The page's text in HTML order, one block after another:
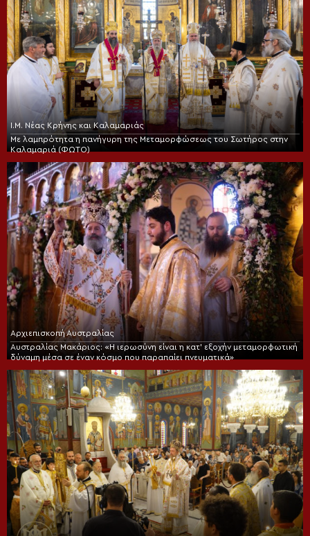
Ι.Μ. Νέας Κρήνης και Καλαμαριάς
Με λαμπρότητα η πανήγυρη της Μεταμορφώσεως του Σωτήρος στην
Καλαμαριά (ΦΩΤΟ)
Αρχιεπισκοπή Αυστραλίας
Αυστραλίας Μακάριος: «Η ιερωσύνη είναι η κατ’ εξοχήν μεταμορφωτική
δύναμη μέσα σε έναν κόσμο που παραπαίει πνευματικά»